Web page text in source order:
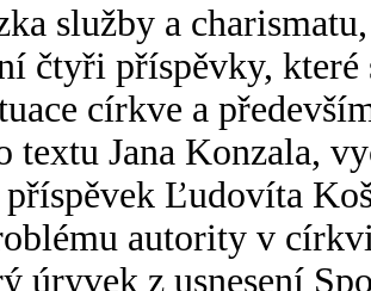
služby a
čtyři příspěvky, které
církve a
textu Jana Konzala,
Ľudovíta
autority v
úryvek z usnesení